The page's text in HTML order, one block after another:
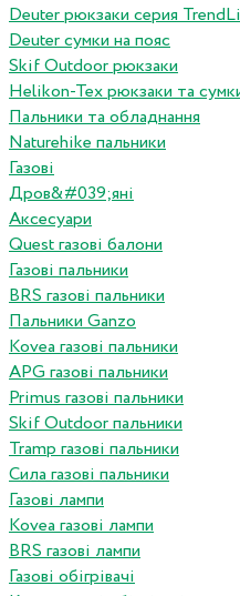
Deuter рюкзаки серия
Deuter сумки на пояс
Skif Outdoor рюкзаки
Helikon-Tex рюкзаки та
Пальники та обладнання
Naturehike пальники
Газові
Дров&#039;яні
Аксесуари
Quest газові балони
Газові пальники
BRS газові пальники
Пальники Ganzo
Kovea газові пальники
APG газові пальники
Primus газові пальники
Skif Outdoor пальники
Tramp газові пальники
Сила газові пальники
Газові лампи
Kovea газові лампи
BRS газові лампи
Газові обігрівачі